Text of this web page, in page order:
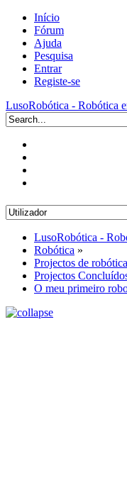
Início
Fórum
Ajuda
Pesquisa
Entrar
Registe-se
LusoRobótica - Robótica
LusoRobótica -
Robótica »
Projectos de robótica
Projectos
O meu primeiro